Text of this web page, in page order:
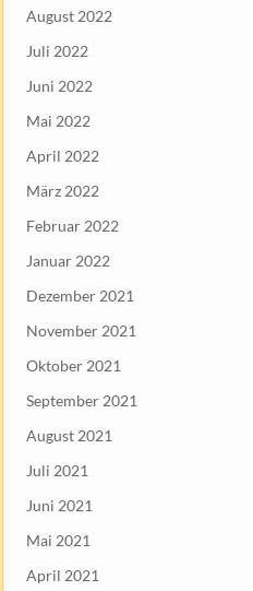
August 2022
Juli 2022
Juni 2022
Mai 2022
April 2022
März 2022
Februar 2022
Januar 2022
Dezember 2021
November 2021
Oktober 2021
September 2021
August 2021
Juli 2021
Juni 2021
Mai 2021
April 2021